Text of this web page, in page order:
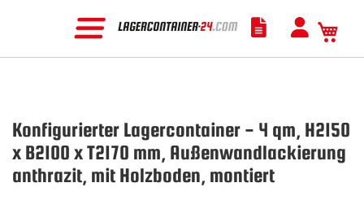
Konfigurierter Lagercontainer - 4 qm, H2150
x B2100 x T2170 mm, Außenwandlackierung
anthrazit, mit Holzboden, montiert